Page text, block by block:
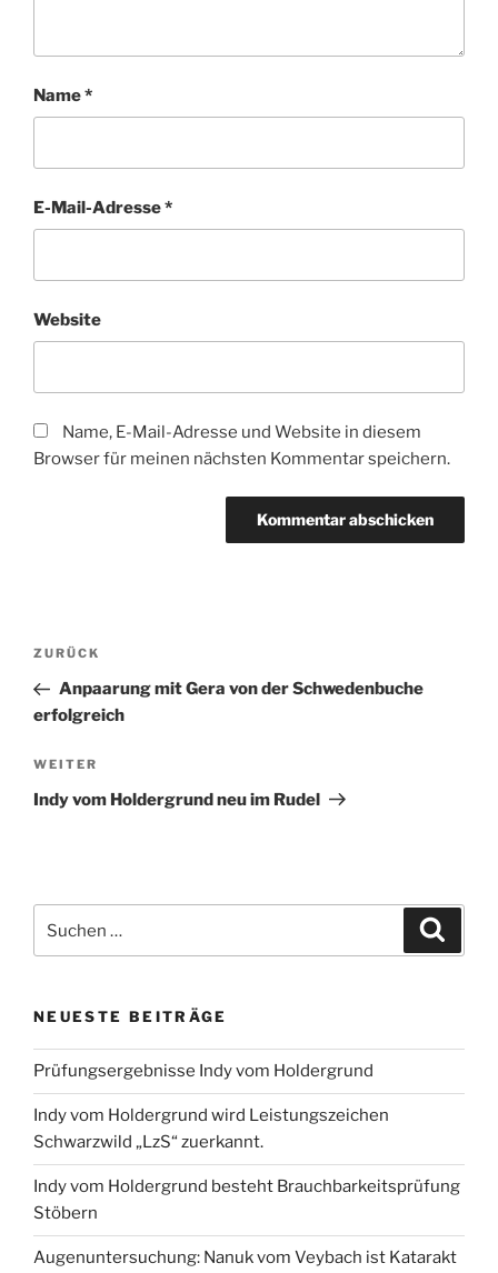
Name*
E-Mail-Adresse*
Website
Name, E-Mail-Adresse und Website in diesem
Browser für meinen nächsten Kommentar speichern.
Beitragsnavigation
Vorheriger
Beitrag
ZURÜCK
Anpaarung mit Gera von der Schwedenbuche
erfolgreich
Nächster
Beitrag
WEITER
Indy vom Holdergrund neu im Rudel
nach:
NEUESTE BEITRÄGE
Prüfungsergebnisse Indy vom Holdergrund
Indy vom Holdergrund wird Leistungszeichen
Schwarzwild „LzS“ zuerkannt.
Indy vom Holdergrund besteht Brauchbarkeitsprüfung
Stöbern
Augenuntersuchung: Nanuk vom Veybach ist Katarakt